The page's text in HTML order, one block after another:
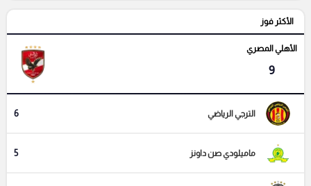
الأكثر فوز
الأهلي المصري
9
الترجي الرياضي 6
ماميلودي صن داونز 5